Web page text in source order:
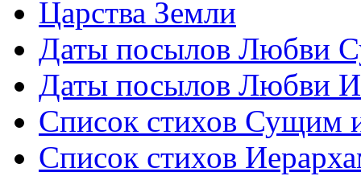
Царства Земли
Даты посылов Любви
Даты посылов Любви
Список стихов Сущим
Список стихов